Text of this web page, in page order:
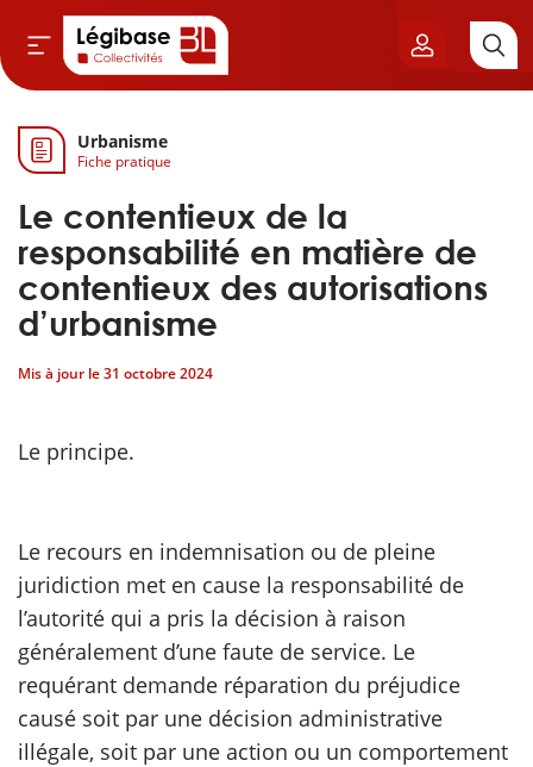
& Cimetières
& Élu local
& Finances locales
publique
Urbanisme
Fiche pratique
Le contentieux de la
responsabilité en matière de
contentieux des autorisations
d’urbanisme
Mis à jour le31 octobre 2024
Le principe.
Le recours en indemnisation ou de pleine
juridiction met en cause la responsabilité de
l’autorité qui a pris la décision à raison
généralement d’une faute de service. Le
requérant demande réparation du préjudice
causé soit par une décision administrative
illégale, soit par une action ou un comportement